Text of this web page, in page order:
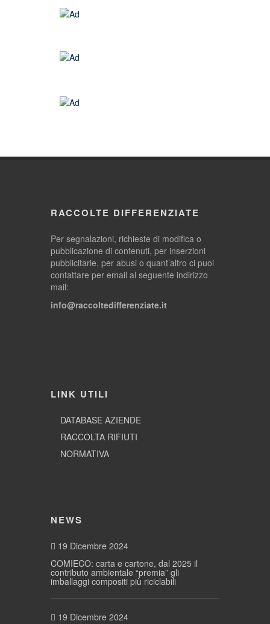
RACCOLTE DIFFERENZIATE
Per segnalazioni, richieste di modifica o
pubblicazione di contenuti, per inserzioni
pubblicitarie, per abusi o quant’altro ci puoi
contattare per email al seguente indirizzo
mail:
info@raccoltedifferenziate.it
LINK UTILI
DATABASE AZIENDE
RACCOLTA RIFIUTI
NORMATIVA
NEWS
19 Dicembre 2024
COMIECO: carta e cartone, dal 2025 il
contributo ambientale “premia” gli
imballaggi compositi più riciclabili
19 Dicembre 2024